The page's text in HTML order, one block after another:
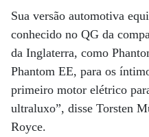
Sua versão automotiva
conhecido no QG da
da Inglaterra, como
Phantom EE, para os
primeiro motor elétrico
ultraluxo”, disse Torsten
Royce.